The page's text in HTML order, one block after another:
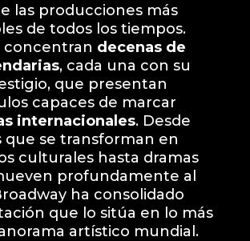
las producciones más
de todos los tiempos.
concentran decenas de
, cada una con su
que presentan
capaces de marcar
internacionales. Desde
que se transforman en
culturales hasta dramas
profundamente al
ha consolidado
que lo sitúa en lo más
artístico mundial.